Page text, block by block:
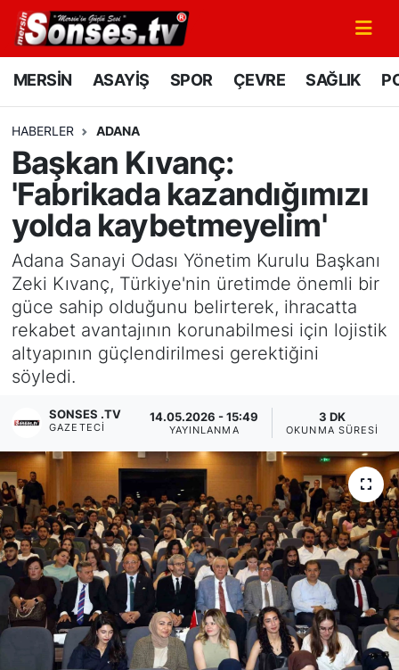
MERSİN ASAYİŞ SPOR ÇEVRE SAĞLIK
HABERLER ADANA
Başkan Kıvanç:
'Fabrikada kazandığımızı
yolda kaybetmeyelim'
Adana Sanayi Odası Yönetim Kurulu Başkanı
Zeki Kıvanç, Türkiye'nin üretimde önemli bir
güce sahip olduğunu belirterek, ihracatta
rekabet avantajının korunabilmesi için lojistik
altyapının güçlendirilmesi gerektiğini
söyledi.
SONSES .TV
GAZETECI
14.05.2026 - 15:49
YAYINLANMA
3 DK
OKUNMA SÜRESI
MERSİN
SPOR
GÜNÜN MANŞETİ
DÜNYA
KÜLTÜR - SANAT
MAGAZİN
SAĞLIK
Siyaset
YEREL HABER
Haberde insan
Tanıtım
Mersin Nöbetçi Eczaneler
Mersin Namaz Vakitleri
Mersin Trafik Yoğunluk Haritası
Süper Lig Puan Durumu ve Fikstür
Tüm Manşetler
Son Dakika Haberleri
Haber Arşivi